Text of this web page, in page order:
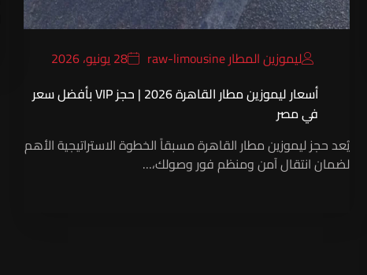
ليموزين المطار raw-limousine
28 يونيو، 2026
أسعار ليموزين مطار القاهرة 2026 | حجز VIP بأفضل سعر
في مصر
يُعد حجز ليموزين مطار القاهرة مسبقاً الخطوة الاستراتيجية الأهم
لضمان انتقال آمن ومنظم فور وصولك،…